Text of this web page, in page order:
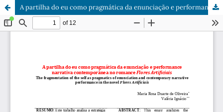
A partilha do eu como pragmática da enunciação e performance narrativa contemporânea no romance Flores Artificiais